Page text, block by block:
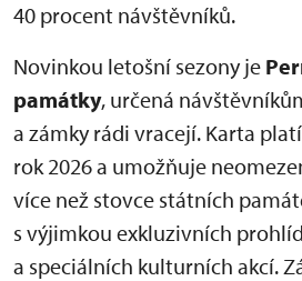
40 procent návštěvníků.
Novinkou letošní sezony je
památky, určená
a zámky rádi vracejí. Karta
rok 2026 a umožňuje
více než stovce státních
s výjimkou exkluzivních
a speciálních kulturních akcí.